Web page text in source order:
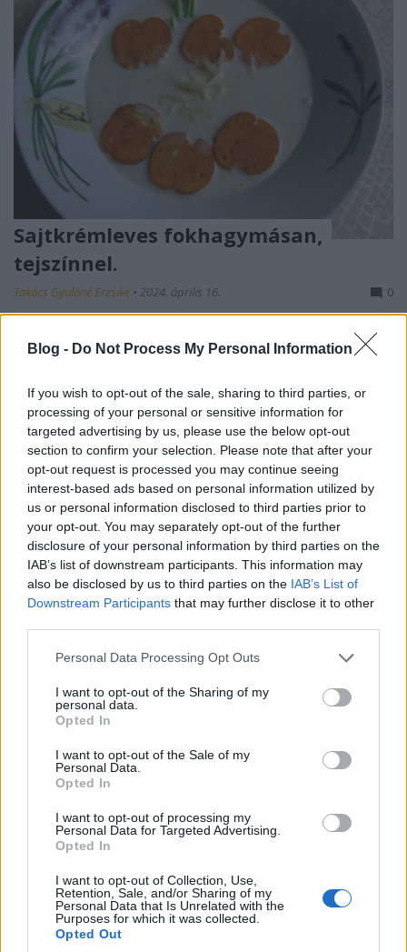
Blog - Do Not Process My Personal Information
If you wish to opt-out of the sale, sharing to third parties, or
processing of your personal or sensitive information for
targeted advertising by us, please use the below opt-out
section to confirm your selection. Please note that after your
opt-out request is processed you may continue seeing
interest-based ads based on personal information utilized by
us or personal information disclosed to third parties prior to
your opt-out. You may separately opt-out of the further
disclosure of your personal information by third parties on the
IAB’s list of downstream participants. This information may
also be disclosed by us to third parties on the IAB’s List of
Downstream Participants that may further disclose it to other
Please note that this website/app uses one or more Google
not limited to your visit or usage behaviour. You may click to
grant or deny consent to Google and its third-party tags to
use your data for below specified purposes in below Google
consent section.
Personal Data Processing Opt Outs
I want to opt-out of the Sharing of my
personal data.
Opted In
I want to opt-out of the Sale of my
Personal Data.
Opted In
I want to opt-out of processing my
Personal Data for Targeted Advertising.
Opted In
I want to opt-out of Collection, Use,
Retention, Sale, and/or Sharing of my
Personal Data that Is Unrelated with the
Purposes for which it was collected.
Opted Out
Sajtkrémleves fokhagymásan,
tejszínnel.
Takács Gyuláné Erzsike • 2024. április 16. 0
Sajtkrémleves fokhagymásan, tejszínnel. Nagyon
egészséges leves, tele vitaminnal a sok
személyre: 20 dkg reszelt sajt, 1 közepes fej
vöröshagyma, 5 gerezd fokhagyma, 1 szál lestyán, 2
cm-es gyömbérdarab, só, bors. csipetnyi
szerecsendió, 2,5…
Őszibarackos sertésszűz.
Takács Gyuláné Erzsike•2024. április 01.
Őszibarackos sertésszűz. Aki szereti a hús-gyümölcs
párosítást, annak biztosan ízleni fog ez az egyszerű
és egészséges ebéd. Hihetetlenül egyszerű az
elkészítése. Hozzávalók / 4 adag 80 dkg sertésszűz (2
db) 0.5 kg őszibarack konzerv, só, frissen őrölt tarka